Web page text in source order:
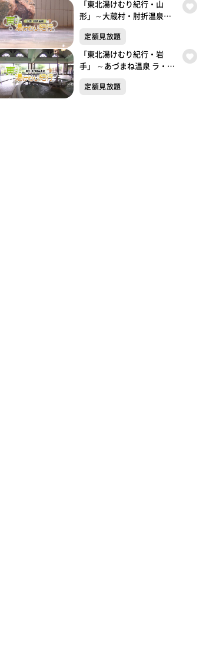
「東北湯けむり紀行・山
形」～大蔵村・肘折温泉～
定額見放題
「東北湯けむり紀行・岩
手」 ～あづまね温泉 ラ・フ
定額見放題